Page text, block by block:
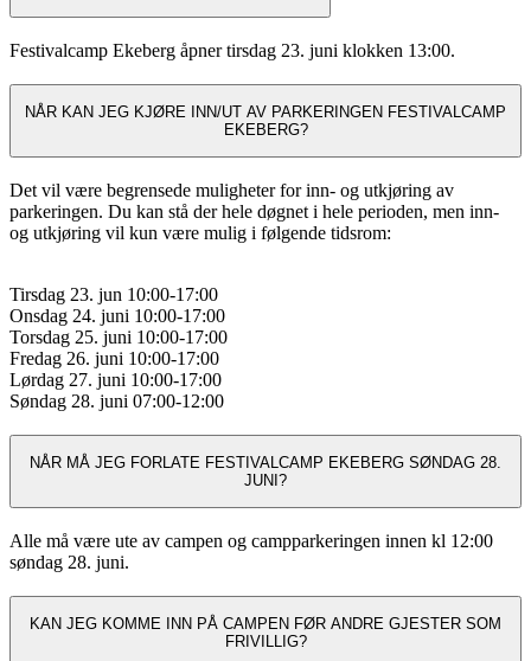
Festivalcamp Ekeberg åpner tirsdag 23. juni klokken 13:00.
NÅR KAN JEG KJØRE INN/UT AV PARKERINGEN FESTIVALCAMP
EKEBERG?
Det vil være begrensede muligheter for inn- og utkjøring av
parkeringen. Du kan stå der hele døgnet i hele perioden, men inn-
og utkjøring vil kun være mulig i følgende tidsrom:
Tirsdag 23. jun 10:00-17:00
Onsdag 24. juni 10:00-17:00
Torsdag 25. juni 10:00-17:00
Fredag 26. juni 10:00-17:00
Lørdag 27. juni 10:00-17:00
Søndag 28. juni 07:00-12:00
NÅR MÅ JEG FORLATE FESTIVALCAMP EKEBERG SØNDAG 28.
JUNI?
Alle må være ute av campen og campparkeringen innen kl 12:00
søndag 28. juni.
KAN JEG KOMME INN PÅ CAMPEN FØR ANDRE GJESTER SOM
FRIVILLIG?